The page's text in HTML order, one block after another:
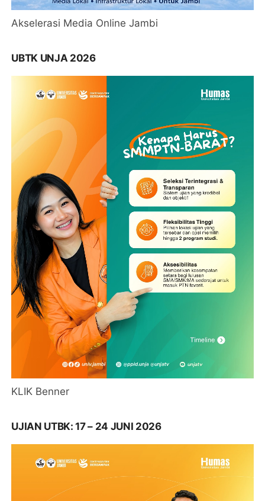
Akselerasi Media Online Jambi
UBTK UNJA 2026
KLIK Benner
UJIAN UTBK: 17 – 24 JUNI 2026